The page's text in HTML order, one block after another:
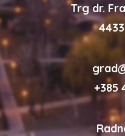
Trg dr.
+385